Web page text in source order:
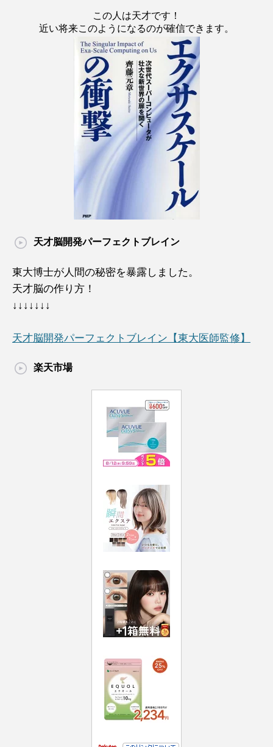
この人は天才です！
近い将来このようになるのが確信できます。
天才脳開発パーフェクトブレイン
東大博士が人間の秘密を暴露しました。
天才脳の作り方！
↓↓↓↓↓↓↓
天才脳開発パーフェクトブレイン【東大医師監修】
楽天市場